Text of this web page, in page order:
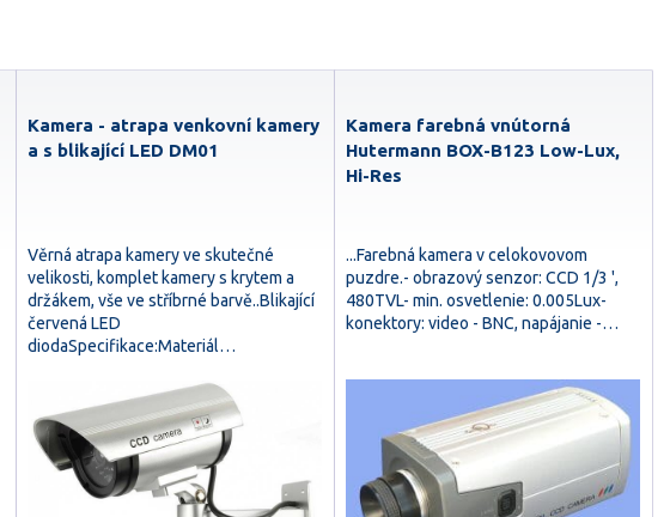
Kamera - atrapa venkovní kamery
a s blikající LED DM01
Věrná atrapa kamery ve skutečné
velikosti, komplet kamery s krytem a
držákem, vše ve stříbrné barvě..Blikající
červená LED
diodaSpecifikace:Materiál…
Kamera farebná vnútorná
Hutermann BOX-B123 Low-Lux,
Hi-Res
...Farebná kamera v celokovovom
puzdre.- obrazový senzor: CCD 1/3 ',
480TVL- min. osvetlenie: 0.005Lux-
konektory: video - BNC, napájanie -…